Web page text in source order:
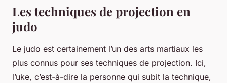
Les techniques de projection en
judo
Le judo est certainement l’un des arts martiaux les
plus connus pour ses techniques de projection. Ici,
l’uke, c’est-à-dire la personne qui subit la technique,